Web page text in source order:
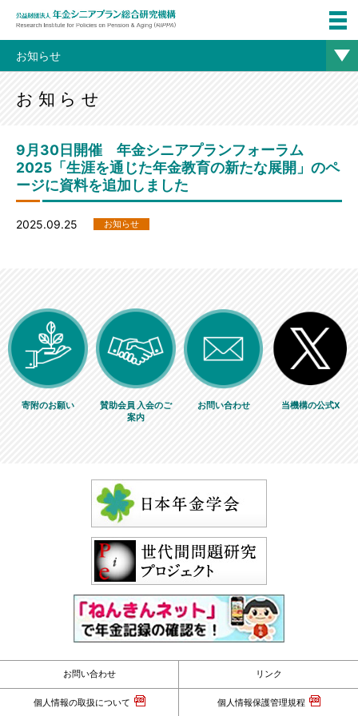
お知らせ
お知らせ
9月30日開催 年金シニアプランフォーラム
2025「生涯を通じた年金教育の新たな展開」のペ
ージに資料を追加しました
2025.09.25 お知らせ
寄附のお願い
賛助会員 入会のご
案内
お問い合わせ 当機構の公式X
お問い合わせ リンク
個人情報の取扱について 個人情報保護管理規程